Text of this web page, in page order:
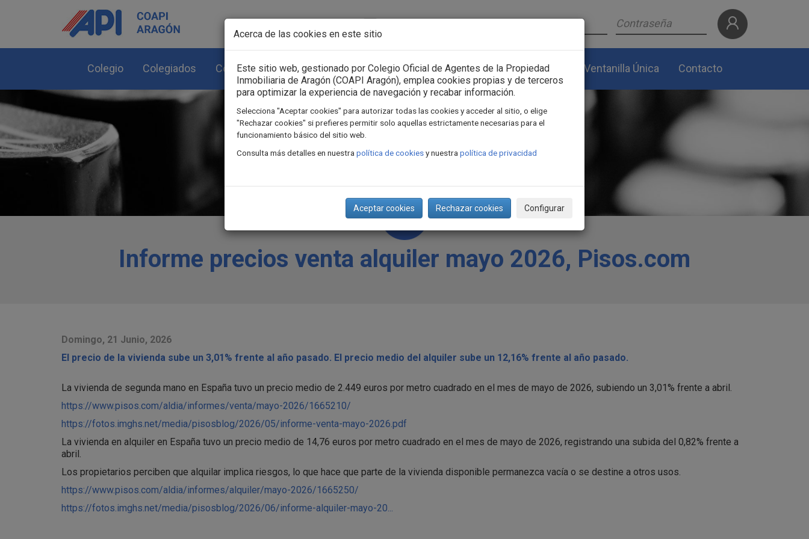
Colegio Colegiados Colegiación Asociación Consejo General Formación Actualidad Ventanilla Única Contacto
Informe precios venta alquiler mayo 2026, Pisos.com
Domingo, 21 Junio, 2026
El precio de la vivienda sube un 3,01% frente al año pasado. El precio medio del alquiler sube un 12,16% frente al año pasado.
La vivienda de segunda mano en España tuvo un precio medio de 2.449 euros por metro cuadrado en el mes de mayo de 2026, subiendo un 3,01% frente a abril.
https://www.pisos.com/aldia/informes/venta/mayo-2026/1665210/
https://fotos.imghs.net/media/pisosblog/2026/05/informe-venta-mayo-2026.pdf
La vivienda en alquiler en España tuvo un precio medio de 14,76 euros por metro cuadrado en el mes de mayo de 2026, registrando una subida del 0,82% frente a
abril.
Los propietarios perciben que alquilar implica riesgos, lo que hace que parte de la vivienda disponible permanezca vacía o se destine a otros usos.
https://www.pisos.com/aldia/informes/alquiler/mayo-2026/1665250/
https://fotos.imghs.net/media/pisosblog/2026/06/informe-alquiler-mayo-20...
Acerca de las cookies en este sitio
Este sitio web, gestionado por Colegio Oficial de Agentes de la Propiedad
Inmobiliaria de Aragón (COAPI Aragón), emplea cookies propias y de terceros
para optimizar la experiencia de navegación y recabar información.
Selecciona "Aceptar cookies" para autorizar todas las cookies y acceder al sitio, o elige
"Rechazar cookies" si prefieres permitir solo aquellas estrictamente necesarias para el
funcionamiento básico del sitio web.
Consulta más detalles en nuestra política de cookiesy nuestra política de privacidad
Aceptar cookies Rechazar cookies Configurar